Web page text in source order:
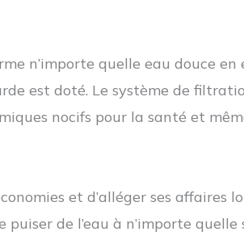
n’importe quelle eau douce en
est doté. Le système de
nocifs pour la santé et
et d’alléger ses affaires
de l’eau à n’importe quelle